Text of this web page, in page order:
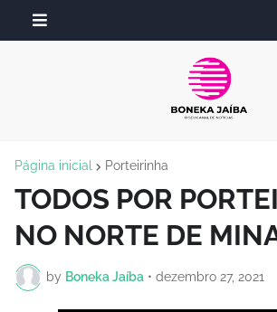
Página inicial Porteirinha
TODOS POR
NO NORTE DE
by Boneka Jaíba • dezembro 27, 2021